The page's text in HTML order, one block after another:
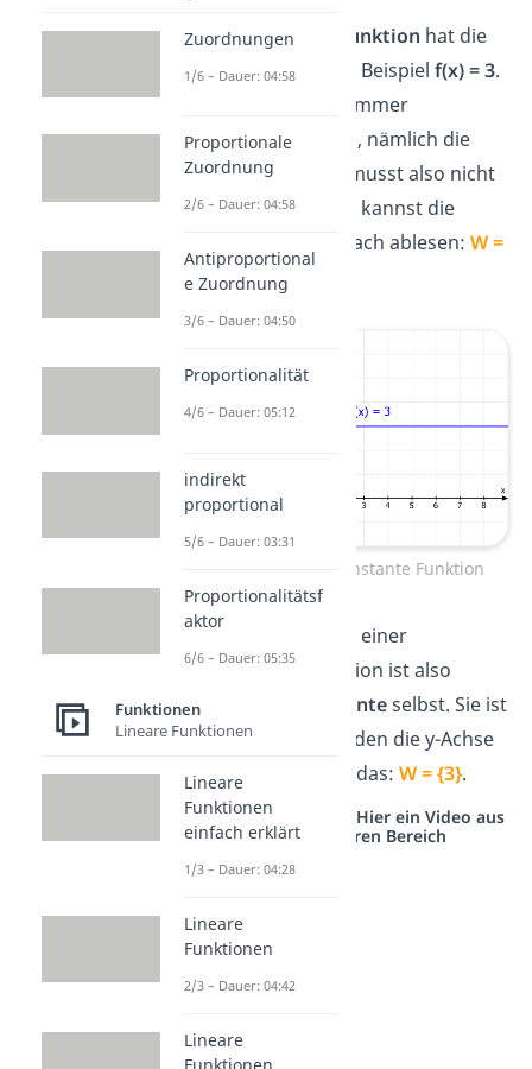
Einekonstante Funktion hat die
Formf(x) = c , zum Beispielf(x) = 3.
Die Funktion hat immer
denselben y-Wert , nämlich die
Konstante c
! Du musst also nicht
rechnen, sondern kannst die
Wertemenge einfach ablesen:W =
{3}
Wertebereich konstante Funktion
Der Wertebereich einer
konstanten Funktion ist also
immer die
Konstanteselbst. Sie ist
der einzige Wert, den die y-Achse
annimmt. Hier ist das:W = {3}.
Studyflix vernetzt: Hier ein Video aus
einem anderen Bereich
Zuordnungen
1/6 – Dauer: 04:58
Proportionale
Zuordnung
2/6 – Dauer: 04:58
Antiproportional
e Zuordnung
3/6 – Dauer: 04:50
Proportionalität
4/6 – Dauer: 05:12
indirekt
proportional
5/6 – Dauer: 03:31
Proportionalitätsf
aktor
6/6 – Dauer: 05:35
Funktionen
Lineare Funktionen
Lineare
Funktionen
einfach erklärt
1/3 – Dauer: 04:28
Lineare
Funktionen
2/3 – Dauer: 04:42
Lineare
Funktionen